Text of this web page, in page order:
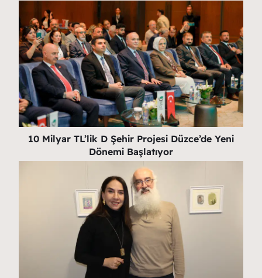
10 Milyar TL’lik D Şehir Projesi Düzce’de Yeni
Dönemi Başlatıyor